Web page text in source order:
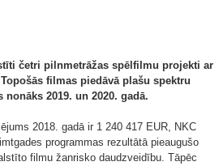
četri pilnmetrāžas spēlfilmu projekti ar
filmas piedāvā plašu spektru
2019. un 2020. gadā.
2018. gadā ir 1 240 417 EUR, NKC
programmas rezultātā pieaugušo
filmu žanrisko daudzveidību. Tāpēc